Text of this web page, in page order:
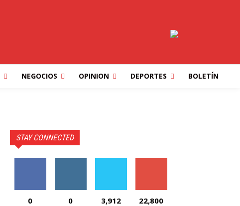
NEGOCIOS OPINION DEPORTES BOLETÍN
STAY CONNECTED
0 0 3,912 22,800